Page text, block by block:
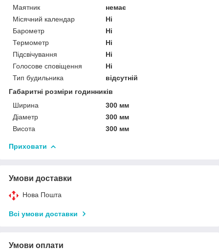
Маятник
немає
Місячний календар
Ні
Барометр
Ні
Термометр
Ні
Підсвічування
Ні
Голосове сповіщення
Ні
Тип будильника
відсутній
Габаритні розміри годинників
Ширина
300 мм
Діаметр
300 мм
Висота
300 мм
Приховати
Умови доставки
Нова Пошта
Всі умови доставки
Умови оплати